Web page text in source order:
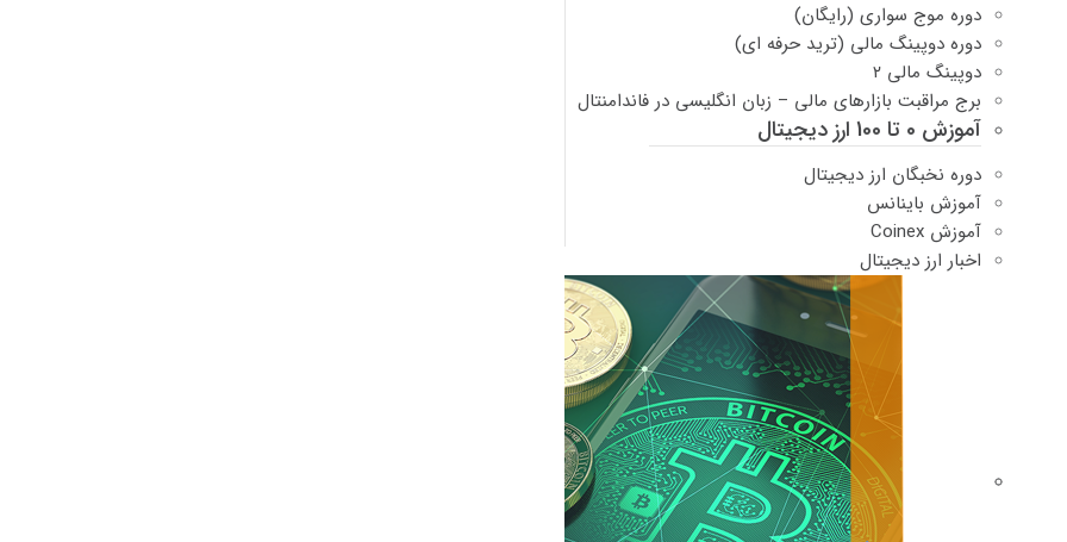
دوره موج سواری (رایگان)
دوره دوپینگ مالی (ترید حرفه ای)
دوپینگ مالی ۲
برج مراقبت بازارهای مالی – زبان انگلیسی در فاندامنتال
آموزش 0 تا 100 ارز دیجیتال
دوره نخبگان ارز دیجیتال
آموزش باینانس
آموزش Coinex
اخبار ارز دیجیتال